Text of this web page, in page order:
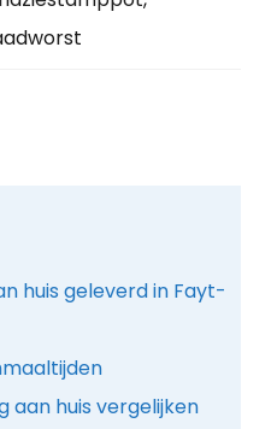
huis geleverd in Fayt-
aan huis vergelijken